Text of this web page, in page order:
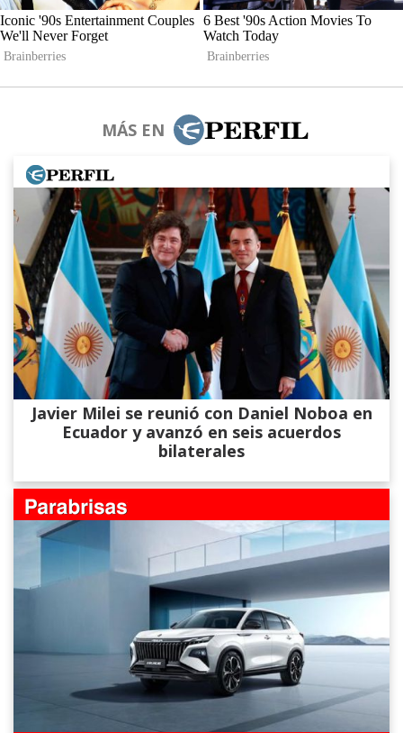
MÁS EN
Javier Milei se reunió con Daniel Noboa en
Ecuador y avanzó en seis acuerdos
bilaterales